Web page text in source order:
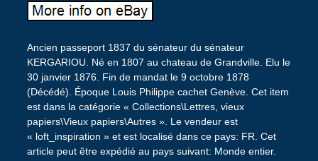
Ancien passeport 1837 du sénateur du sénateur
KERGARIOU. Né en 1807 au chateau de Grandville. Elu le
30 janvier 1876. Fin de mandat le 9 octobre 1878
(Décédé). Époque Louis Philippe cachet Genève. Cet item
est dans la catégorie « Collections\Lettres, vieux
papiers\Vieux papiers\Autres ». Le vendeur est
« loft_inspiration » et est localisé dans ce pays: FR. Cet
article peut être expédié au pays suivant: Monde entier.